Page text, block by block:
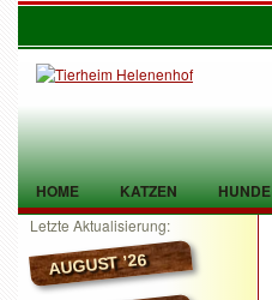
HOME KATZEN HUNDE
TIER GEFUNDEN KONTAKT
Letzte Aktualisierung:
AUGUST ’26